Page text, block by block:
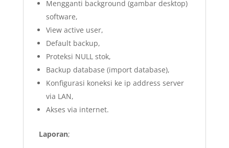
Mengganti background (gambar desktop)
software,
View active user,
Default backup,
Proteksi NULL stok,
Backup database (import database),
Konfigurasi koneksi ke ip address server
via LAN,
Akses via internet.
Laporan;